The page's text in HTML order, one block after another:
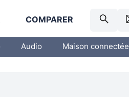
COMPARER
Audio Maison connectée